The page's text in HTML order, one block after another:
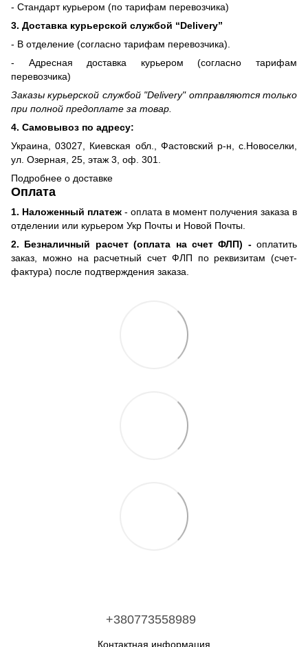
- Стандарт курьером (по тарифам перевозчика)
3. Доставка курьерской службой “Delivery”
- В отделение (согласно тарифам перевозчика).
- Адресная доставка курьером (согласно тарифам
перевозчика)
Заказы курьерской службой "Delivery" отправляются только
при полной предоплате за товар.
4. Самовывоз по адресу:
Украина, 03027, Киевская обл., Фастовский р-н, с.Новоселки,
ул. Озерная, 25, этаж 3, оф. 301.
Подробнее о доставке
Оплата
1. Наложенный платеж - оплата в момент получения заказа в
отделении или курьером Укр Почты и Новой Почты.
2. Безналичный расчет (оплата на счет ФЛП) -оплатить
заказ, можно на расчетный счет ФЛП по реквизитам (счет-
фактура) после подтверждения заказа.
+380773558989
Контактная информация